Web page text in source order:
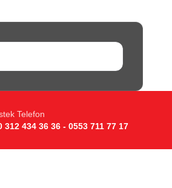
Telefon
312 434 36 36 - 0553 711 77 17